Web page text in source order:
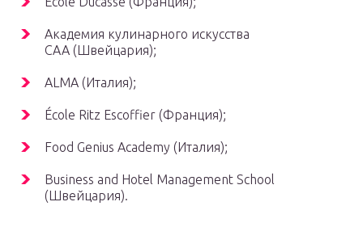
Академия кулинарного искусства
CAA (Швейцария);
ALMA (Италия);
École Ritz Escoffier (Франция);
Food Genius Academy (Италия);
Business and Hotel Management School
(Швейцария).